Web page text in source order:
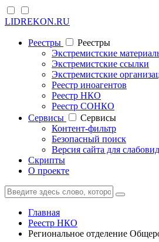
LIDREKON.RU
Реестры
Реестры
Экстремистские
Экстремистские ссылки
Экстремистские
Реестр иноагентов
Реестр НКО
Реестр СОНКО
Cервисы
Cервисы
Контент-фильтр
Безопасный поиск
Версия сайта для
Скрипты
О проекте
Главная
Реестр НКО
Региональное отделение